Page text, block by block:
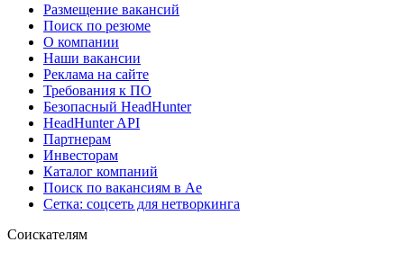
Размещение вакансий
Поиск по резюме
О компании
Наши вакансии
Реклама на сайте
Требования к ПО
Безопасный HeadHunter
HeadHunter API
Партнерам
Инвесторам
Каталог компаний
Поиск по вакансиям в Ае
Сетка: соцсеть для нетворкинга
Соискателям